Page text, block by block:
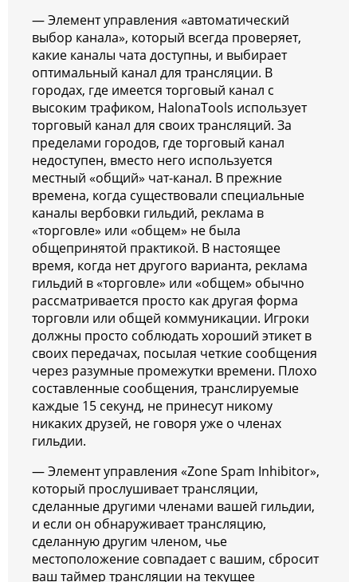
— Элемент управления «автоматический
выбор канала», который всегда проверяет,
какие каналы чата доступны, и выбирает
оптимальный канал для трансляции. В
городах, где имеется торговый канал с
высоким трафиком, HalonaTools использует
торговый канал для своих трансляций. За
пределами городов, где торговый канал
недоступен, вместо него используется
местный «общий» чат-канал. В прежние
времена, когда существовали специальные
каналы вербовки гильдий, реклама в
«торговле» или «общем» не была
общепринятой практикой. В настоящее
время, когда нет другого варианта, реклама
гильдий в «торговле» или «общем» обычно
рассматривается просто как другая форма
торговли или общей коммуникации. Игроки
должны просто соблюдать хороший этикет в
своих передачах, посылая четкие сообщения
через разумные промежутки времени. Плохо
составленные сообщения, транслируемые
каждые 15 секунд, не принесут никому
никаких друзей, не говоря уже о членах
гильдии.
— Элемент управления «Zone Spam Inhibitor»,
который прослушивает трансляции,
сделанные другими членами вашей гильдии,
и если он обнаруживает трансляцию,
сделанную другим членом, чье
местоположение совпадает с вашим, сбросит
ваш таймер трансляции на текущее